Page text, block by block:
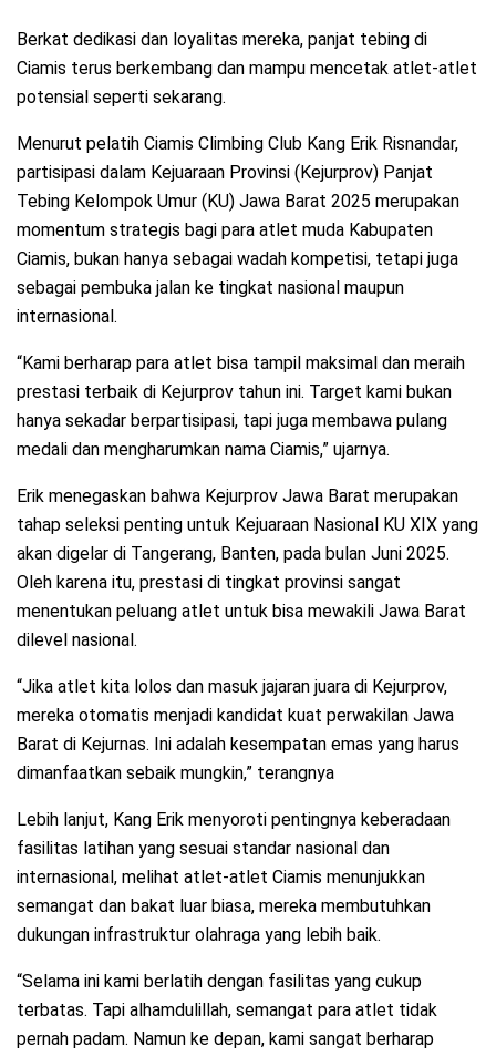
Berkat dedikasi dan loyalitas mereka, panjat tebing di
Ciamis terus berkembang dan mampu mencetak atlet-atlet
potensial seperti sekarang.
Menurut pelatih Ciamis Climbing Club Kang Erik Risnandar,
partisipasi dalam Kejuaraan Provinsi (Kejurprov) Panjat
Tebing Kelompok Umur (KU) Jawa Barat 2025 merupakan
momentum strategis bagi para atlet muda Kabupaten
Ciamis, bukan hanya sebagai wadah kompetisi, tetapi juga
sebagai pembuka jalan ke tingkat nasional maupun
internasional.
“Kami berharap para atlet bisa tampil maksimal dan meraih
prestasi terbaik di Kejurprov tahun ini. Target kami bukan
hanya sekadar berpartisipasi, tapi juga membawa pulang
medali dan mengharumkan nama Ciamis,” ujarnya.
Erik menegaskan bahwa Kejurprov Jawa Barat merupakan
tahap seleksi penting untuk Kejuaraan Nasional KU XIX yang
akan digelar di Tangerang, Banten, pada bulan Juni 2025.
Oleh karena itu, prestasi di tingkat provinsi sangat
menentukan peluang atlet untuk bisa mewakili Jawa Barat
dilevel nasional.
“Jika atlet kita lolos dan masuk jajaran juara di Kejurprov,
mereka otomatis menjadi kandidat kuat perwakilan Jawa
Barat di Kejurnas. Ini adalah kesempatan emas yang harus
dimanfaatkan sebaik mungkin,” terangnya
Lebih lanjut, Kang Erik menyoroti pentingnya keberadaan
fasilitas latihan yang sesuai standar nasional dan
internasional, melihat atlet-atlet Ciamis menunjukkan
semangat dan bakat luar biasa, mereka membutuhkan
dukungan infrastruktur olahraga yang lebih baik.
“Selama ini kami berlatih dengan fasilitas yang cukup
terbatas. Tapi alhamdulillah, semangat para atlet tidak
pernah padam. Namun ke depan, kami sangat berharap